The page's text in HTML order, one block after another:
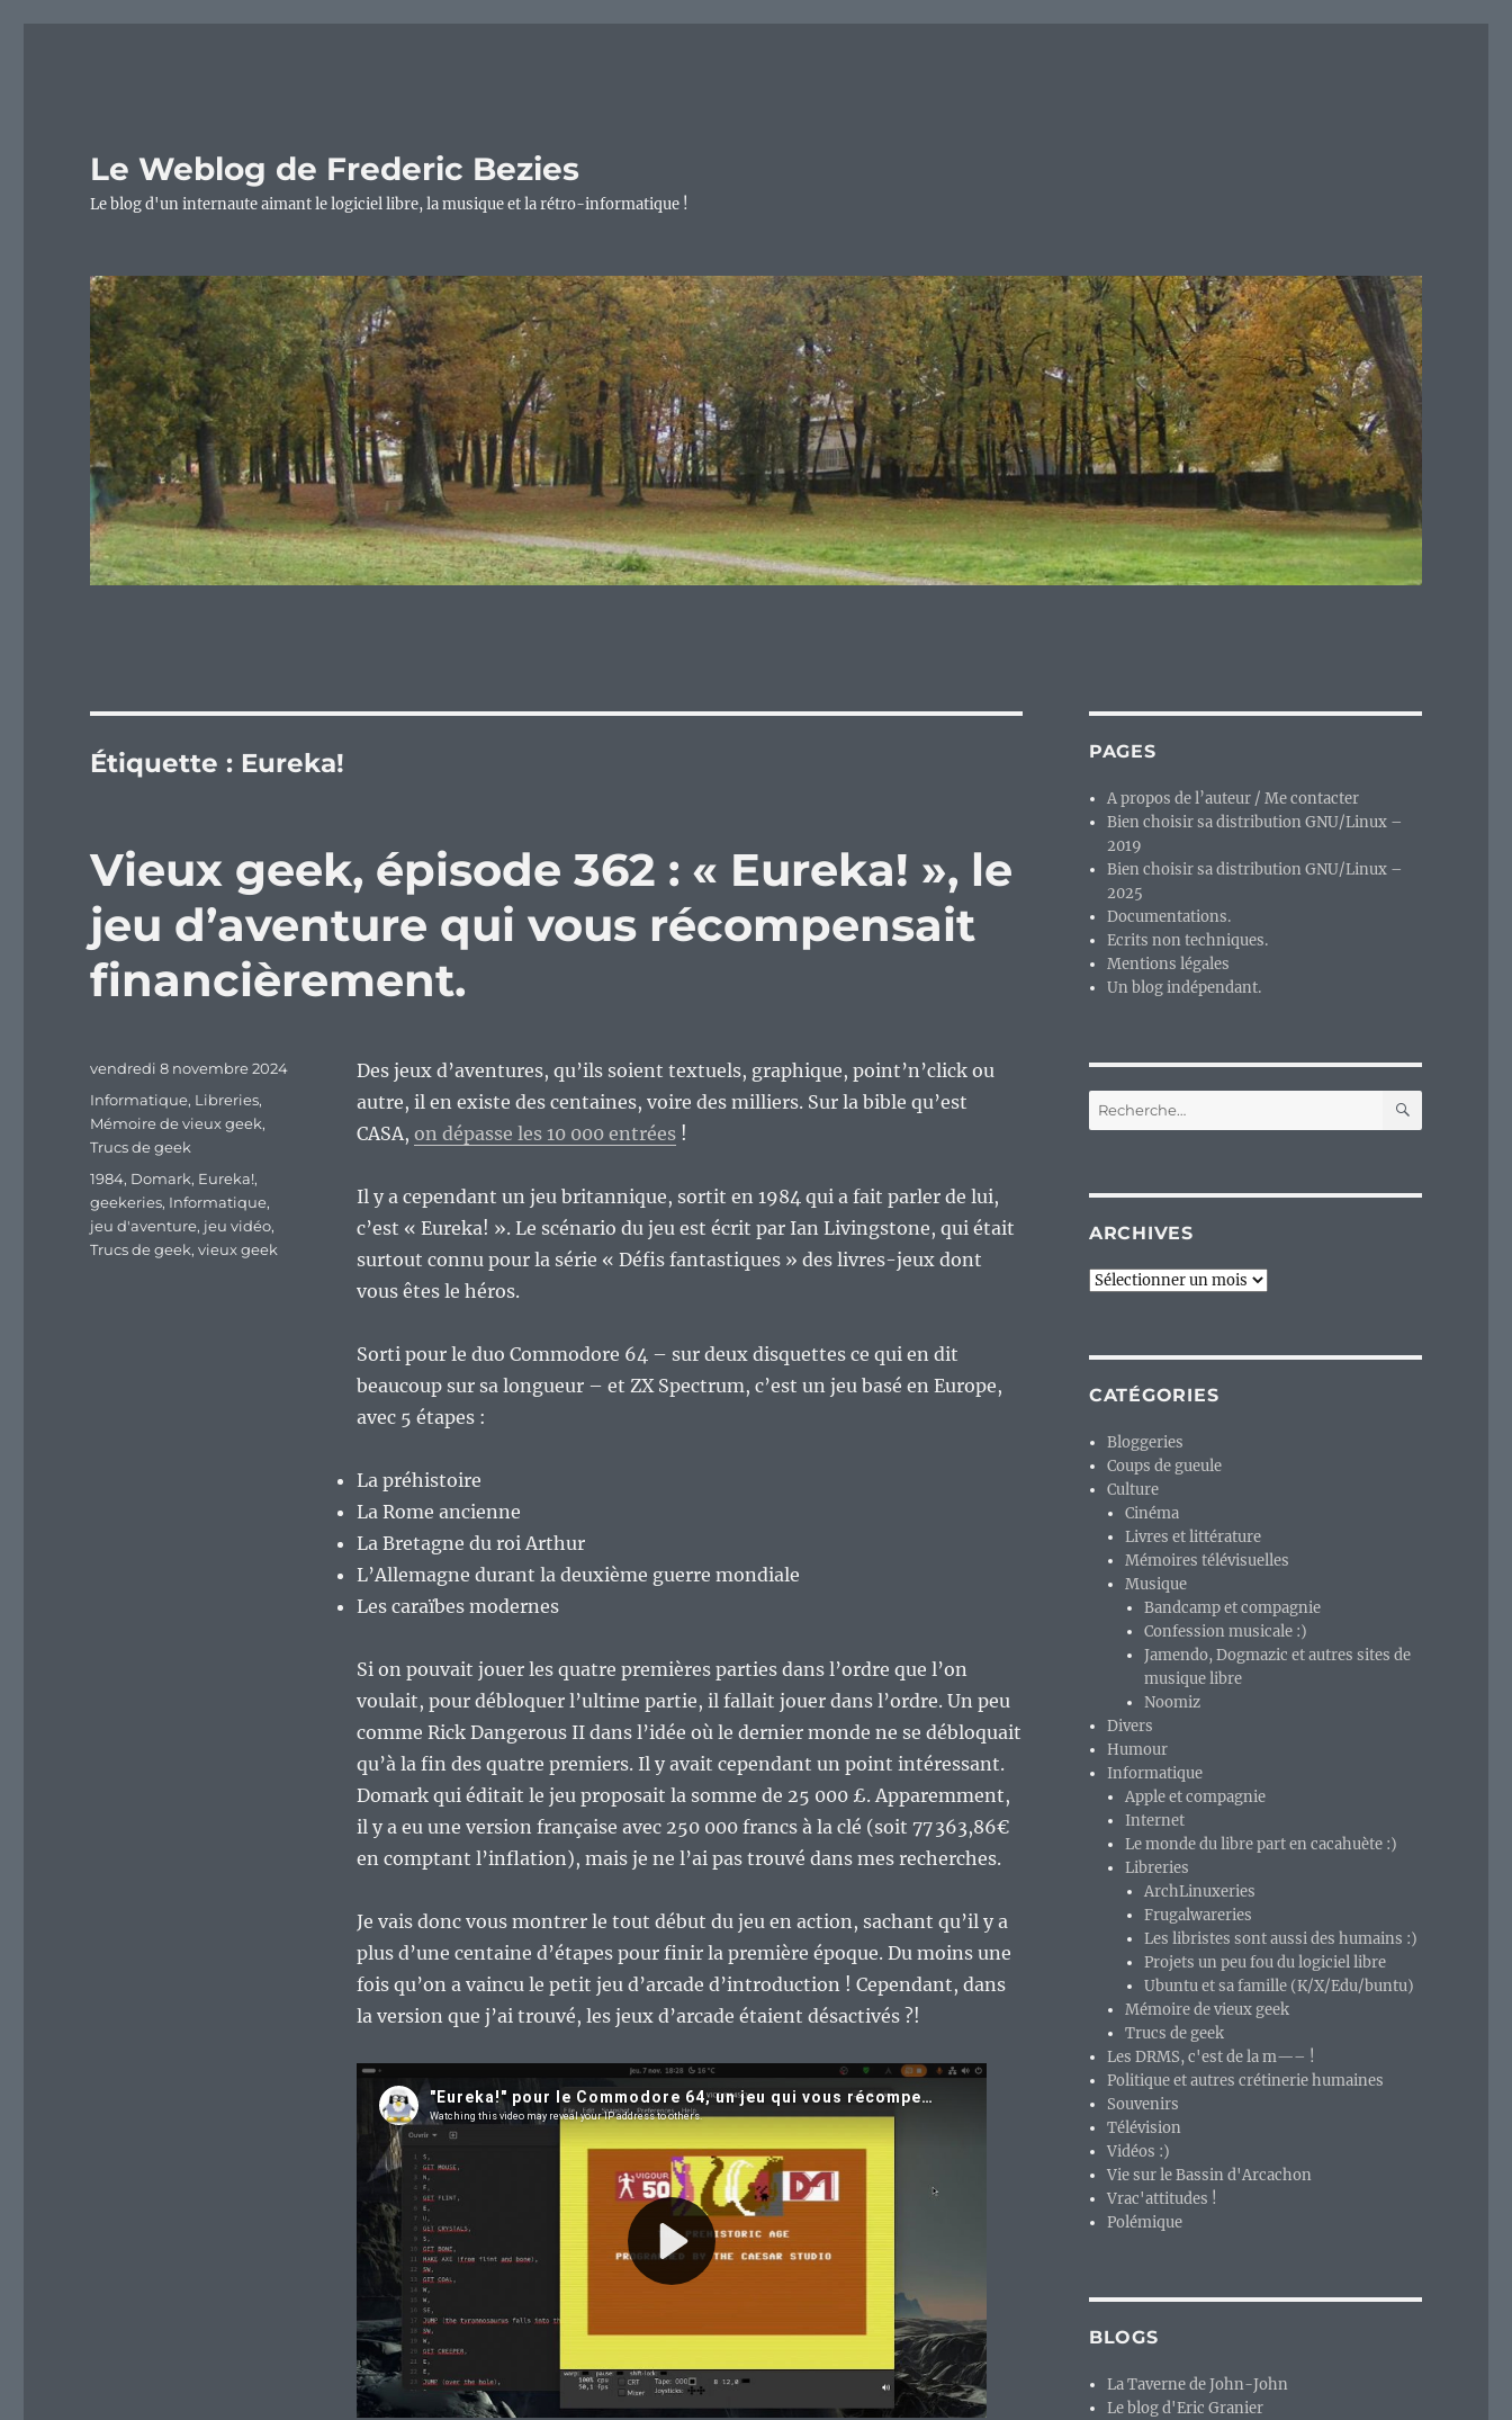
Le Weblog de Frederic Bezies
Le blog d'un internaute aimant le logiciel libre, la musique et la rétro-informatique !
Étiquette : Eureka!
Vieux geek, épisode 362 : « Eureka! », le
jeu d’aventure qui vous récompensait
financièrement.
Des jeux d’aventures, qu’ils soient textuels, graphique, point’n’click ou
autre, il en existe des centaines, voire des milliers. Sur la bible qu’est
CASA, on dépasse les 10 000 entrées!
Il y a cependant un jeu britannique, sortit en 1984 qui a fait parler de lui,
c’est « Eureka! ». Le scénario du jeu est écrit par Ian Livingstone, qui était
surtout connu pour la série « Défis fantastiques » des livres-jeux dont
vous êtes le héros.
Sorti pour le duo Commodore 64 – sur deux disquettes ce qui en dit
beaucoup sur sa longueur – et ZX Spectrum, c’est un jeu basé en Europe,
avec 5 étapes :
La préhistoire
La Rome ancienne
La Bretagne du roi Arthur
L’Allemagne durant la deuxième guerre mondiale
Les caraïbes modernes
Si on pouvait jouer les quatre premières parties dans l’ordre que l’on
voulait, pour débloquer l’ultime partie, il fallait jouer dans l’ordre. Un peu
comme Rick Dangerous II dans l’idée où le dernier monde ne se débloquait
qu’à la fin des quatre premiers. Il y avait cependant un point intéressant.
Domark qui éditait le jeu proposait la somme de 25 000 £. Apparemment,
il y a eu une version française avec 250 000 francs à la clé (soit 77 363,86€
en comptant l’inflation), mais je ne l’ai pas trouvé dans mes recherches.
Je vais donc vous montrer le tout début du jeu en action, sachant qu’il y a
plus d’une centaine d’étapes pour finir la première époque. Du moins une
fois qu’on a vaincu le petit jeu d’arcade d’introduction ! Cependant, dans
la version que j’ai trouvé, les jeux d’arcade étaient désactivés ?!
Publié
vendredi 8 novembre 2024
Catégories
Informatique, Libreries,
Mémoire de vieux geek,
Trucs de geek
Étiquettes
1984, Domark, Eureka!,
geekeries, Informatique,
jeu d'aventure, jeu vidéo,
Trucs de geek,vieux geek
PAGES
A propos de l’auteur / Me contacter
Bien choisir sa distribution GNU/Linux –
2019
Bien choisir sa distribution GNU/Linux –
2025
Documentations.
Ecrits non techniques.
Mentions légales
Un blog indépendant.
Recherche
pour :
ARCHIVES
Archives
CATÉGORIES
Bloggeries
Coups de gueule
Culture
Cinéma
Livres et littérature
Mémoires télévisuelles
Musique
Bandcamp et compagnie
Confession musicale :)
Jamendo, Dogmazic et autres sites de
musique libre
Noomiz
Divers
Humour
Informatique
Apple et compagnie
Internet
Le monde du libre part en cacahuète :)
Libreries
ArchLinuxeries
Frugalwareries
Les libristes sont aussi des humains :)
Projets un peu fou du logiciel libre
Ubuntu et sa famille (K/X/Edu/buntu)
Mémoire de vieux geek
Trucs de geek
Les DRMS, c'est de la m—– !
Politique et autres crétinerie humaines
Souvenirs
Télévision
Vidéos :)
Vie sur le Bassin d'Arcachon
Vrac'attitudes !
Polémique
BLOGS
La Taverne de John-John
Le blog d'Eric Granier